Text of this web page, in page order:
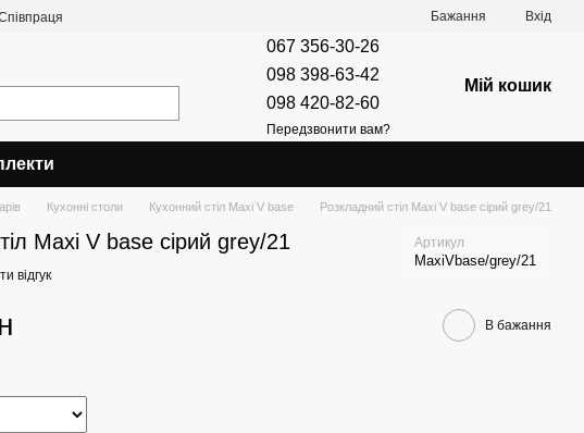
Бажання Вхід
067 356-30-26
098 398-63-42
098 420-82-60
Передзвонити вам?
Мій кошик
Кухонні столи Кухонний стіл Maxi V base Розкладний стіл Maxi V base сірий grey/21
Maxi V base сірий grey/21 Артикул
MaxiVbase/grey/21
відгук
В бажання